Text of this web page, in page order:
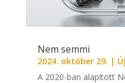
Nem semmi
2024. október 29. |
A 2020-ban alapított